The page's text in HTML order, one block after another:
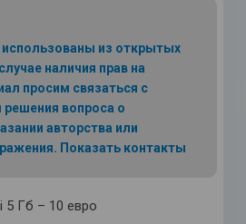
из открытых
наличия прав на
просим связаться с
решения вопроса о
авторства или
Показать контакты
5 Гб – 10 евро